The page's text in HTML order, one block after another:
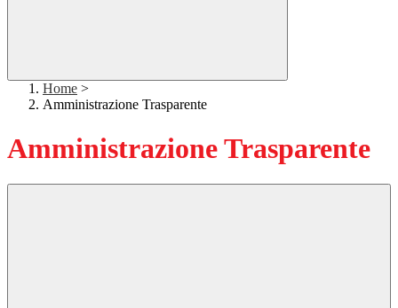
Home >
Amministrazione Trasparente
Amministrazione Trasparente